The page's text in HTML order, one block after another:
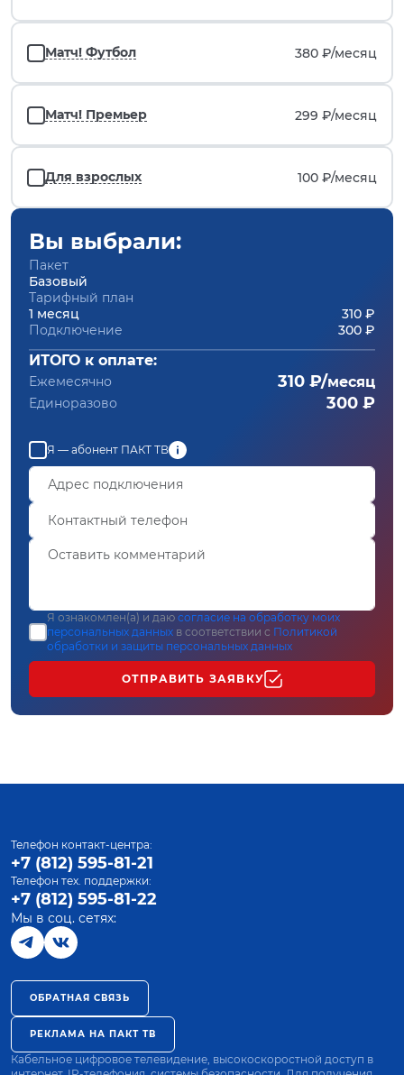
Матч! Футбол 380 ₽/месяц
Матч! Премьер 299 ₽/месяц
Для взрослых 100 ₽/месяц
Вы выбрали:
Пакет
Базовый
Тарифный план
1 месяц
310 ₽
Подключение
300 ₽
ИТОГО к оплате:
Ежемесячно 310 ₽/месяц
Единоразово 300 ₽
Я — абонент ПАКТ ТВ
Я ознакомлен(а) и даю согласие на обработку моих
персональных данных в соответствии с Политикой
обработки и защиты персональных данных
ОТПРАВИТЬ ЗАЯВКУ
Телефон контакт-центра:
+7 (812) 595-81-21
Телефон тех. поддержки:
+7 (812) 595-81-22
Мы в соц. сетях:
ОБРАТНАЯ СВЯЗЬ
РЕКЛАМА НА ПАКТ ТВ
Кабельное цифровое телевидение, высокоскоростной доступ в